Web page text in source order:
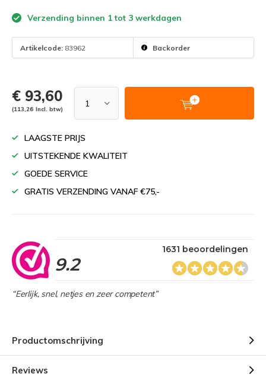
Verzending binnen 1 tot 3 werkdagen
Artikelcode: 83962 Backorder
€ 93,60
(113,26 Incl. btw)
LAAGSTE PRIJS
UITSTEKENDE KWALITEIT
GOEDE SERVICE
GRATIS VERZENDING VANAF €75,-
9.2
1631 beoordelingen
“Eerlijk, snel, netjes en zeer competent”
Productomschrijving
Reviews